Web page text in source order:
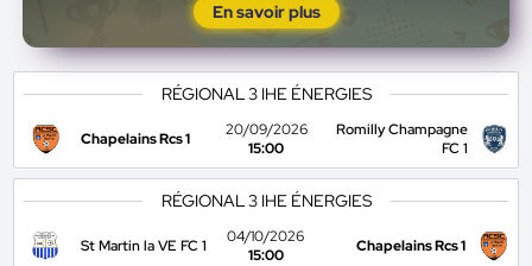
En savoir plus
RÉGIONAL 3 IHE ÉNERGIES
Chapelains Rcs 1
20/09/2026
15:00
Romilly Champagne
FC 1
RÉGIONAL 3 IHE ÉNERGIES
St Martin la VE FC 1
04/10/2026
15:00
Chapelains Rcs 1